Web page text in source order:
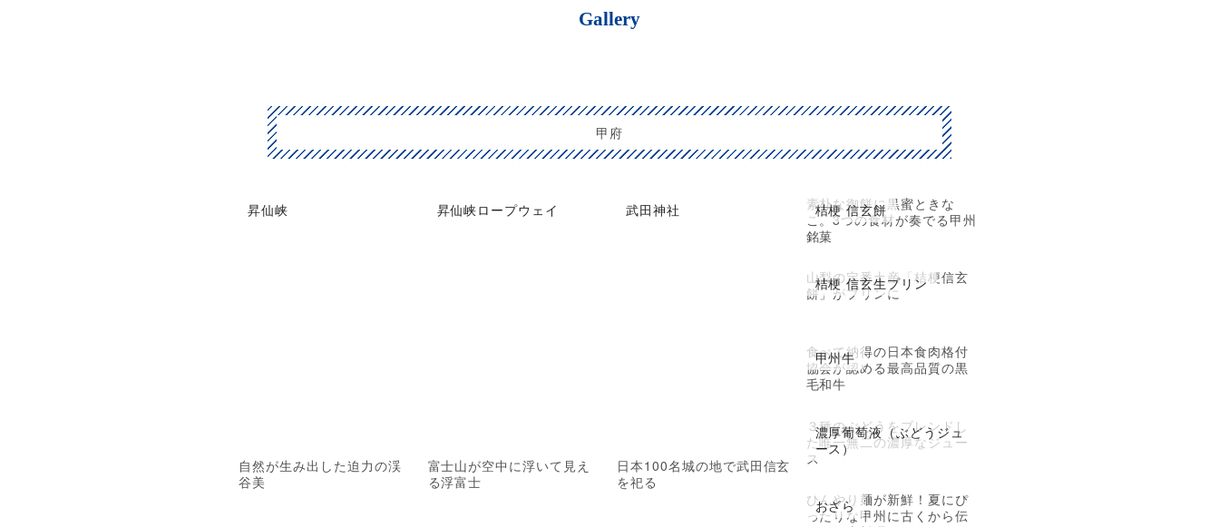
Gallery
甲府
昇仙峡
自然が生み出した迫力の渓
谷美
昇仙峡ロープウェイ
富士山が空中に浮いて見え
る浮富士
武田神社
日本100名城の地で武田信玄
を祀る
桔梗 信玄餅
素朴な御餅に黒蜜ときな
こ。3つの食材が奏でる甲州
銘菓
桔梗 信玄生プリン
山梨の定番土産「桔梗信玄
餅」がプリンに
甲州牛
食べて納得の日本食肉格付
協会が認める最高品質の黒
毛和牛
濃厚葡萄液（ぶどうジュ
ース）
３種のぶどうをブレンドし
た唯一無二の濃厚なジュー
ス
おざら
ひんやり麺が新鮮！夏にぴ
ったりな甲州に古くから伝